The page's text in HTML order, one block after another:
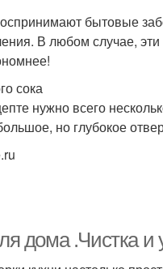
бытовые
В любом случае,
сока
нужно всего
но глубокое
дома .Чистка и